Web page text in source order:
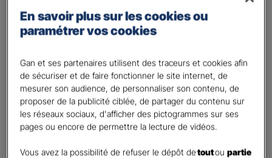
Etes-vous déjà client Gan assurances ?*
Oui
Civilité*
Madame
Monsieur
Contact *
En savoir plus sur les cookies ou
paramétrer vos cookies
Gan et ses partenaires utilisent des traceurs et cookies afin
de sécuriser et de faire fonctionner le site internet, de
mesurer son audience, de personnaliser son contenu, de
proposer de la publicité ciblée, de partager du contenu sur
les réseaux sociaux, d'afficher des pictogrammes sur ses
pages ou encore de permettre la lecture de vidéos.
Vous avez la possibilité de refuser le dépôt detoutoupartie